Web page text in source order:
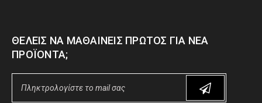
ΘΈΛΕΙΣ ΝΑ ΜΑΘΑΊΝΕΙΣ ΠΡΏΤΟΣ ΓΙΑ ΝΈΑ
ΠΡΟΪΌΝΤΑ;